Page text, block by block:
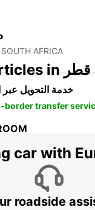
AFRICA
Our Blog articles in قطر
خدمة التحويل عبر
border transfer
car with
roadside